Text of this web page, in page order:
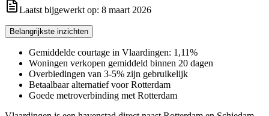
Laatst bijgewerkt op: 8 maart 2026
Belangrijkste inzichten
Gemiddelde courtage in Vlaardingen: 1,11%
Woningen verkopen gemiddeld binnen 20 dagen
Overbiedingen van 3-5% zijn gebruikelijk
Betaalbaar alternatief voor Rotterdam
Goede metroverbinding met Rotterdam